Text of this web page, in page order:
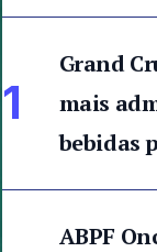
1
Grand
mais
bebidas
ABPF